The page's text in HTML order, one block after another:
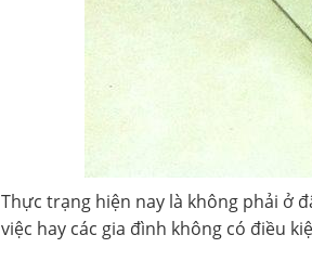
Thực trạng hiện nay là không phải ở
việc hay các gia đình không có điều